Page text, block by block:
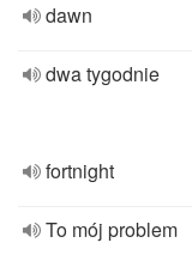
dawn
dwa tygodnie
fortnight
To mój problem